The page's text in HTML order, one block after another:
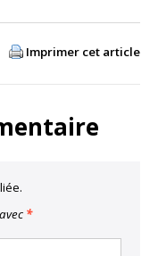
Imprimer cet article
*